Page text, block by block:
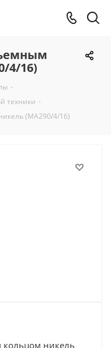
4/16)
-
техники -
(МА290/4/16)
кольцом никель